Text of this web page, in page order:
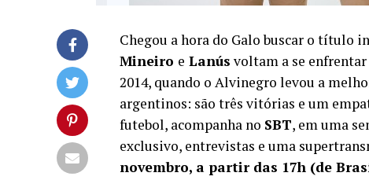
Chegou a hora do Galo buscar o título
Mineiro e Lanús voltam a se
2014, quando o Alvinegro levou a
argentinos: são três vitórias e um
futebol, acompanha no SBT, em uma
exclusivo, entrevistas e uma
novembro, a partir das 17h (de